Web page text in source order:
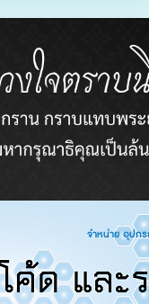
ค้ด ระบบลงทะ